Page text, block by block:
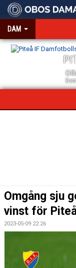
DAM
KALENDER
MATCHER
MATCHER &
Omgång sju
vinst för
2023-05-09 22:26